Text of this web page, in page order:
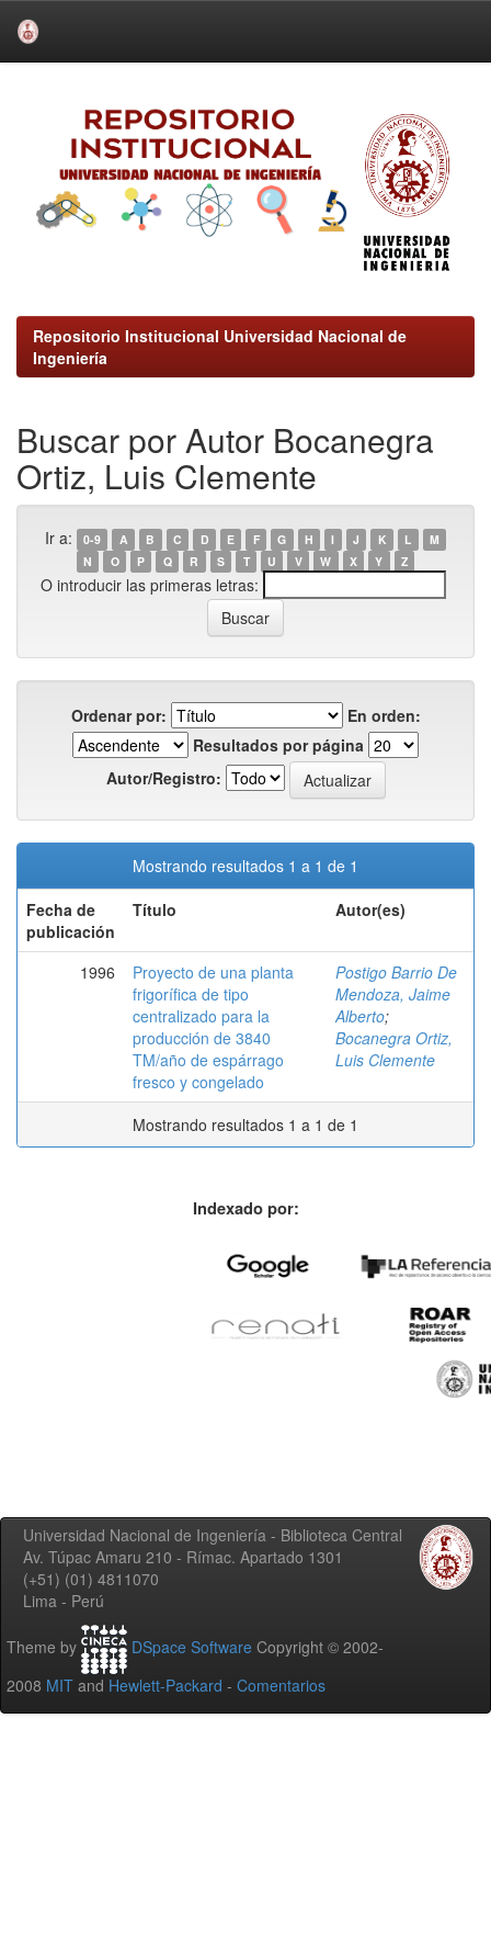
Repositorio Institucional Universidad Nacional de
Ingeniería
Buscar por Autor Bocanegra
Ortiz, Luis Clemente
Ir a: 0-9 A B C D E F G H I J K L
M
N
O P Q R S T U V W X Y Z
O introducir las primeras letras:
Ordenar por:
En orden:
Resultados por página
Autor/Registro:
Mostrando resultados 1 a 1 de 1
Fecha de
publicación
Título Autor(es)
1996
Proyecto de una planta
frigorífica de tipo
centralizado para la
producción de 3840
TM/año de espárrago
fresco y congelado
Postigo Barrio De
Mendoza, Jaime
Alberto;
Bocanegra Ortiz,
Luis Clemente
Mostrando resultados 1 a 1 de 1
Indexado por:
Universidad Nacional de Ingeniería - Biblioteca Central
Av. Túpac Amaru 210 - Rímac. Apartado 1301
(+51) (01) 4811070
Lima - Perú
Theme by DSpace Software Copyright © 2002-
2008 MIT and Hewlett-Packard - Comentarios